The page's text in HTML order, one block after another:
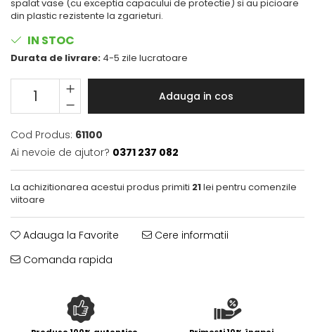
Portugalia
Specialitati din ulei
Terine si placinte
Uleiuri Premium
Uleiuri speciale/presate la rece
Ulei de masline extravirgin
Ulei Gewurzgarten
Ulei Huileries du Berry
Ulei Wiberg Gastro
Gratare
spalat vase (cu exceptia capacului de protectie) si au picioare
din plastic rezistente la zgarieturi.
IN STOC
Durata de livrare: 4-5 zile lucratoare
Adauga in cos
Cod Produs: 61100
Ai nevoie de ajutor? 0371 237 082
La achizitionarea acestui produs primiti 21lei pentru comenzile
viitoare
Adauga la Favorite
Cere informatii
Comanda rapida